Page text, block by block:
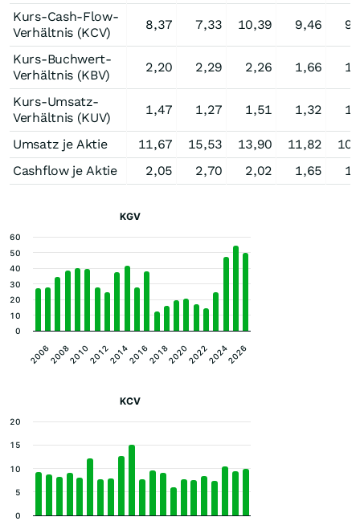
Kurs-Cash-Flow-
Verhältnis (KCV)
8,37 7,33 10,39 9,46
Kurs-Buchwert-
Verhältnis (KBV)
2,20 2,29 2,26 1,66
Kurs-Umsatz-
Verhältnis (KUV)
1,47 1,27 1,51 1,32
Umsatz je Aktie 11,67 15,53 13,90 11,82
Cashflow je Aktie
2,05 2,70 2,02 1,65
KGV
2010 2016 2022
20062008 20122014 20182020 20242026
0
10
20
30
40
50
60
KCV
0
5
10
15
20